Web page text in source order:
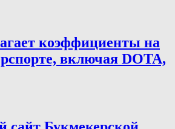
коэффициенты на
включая DOTA,